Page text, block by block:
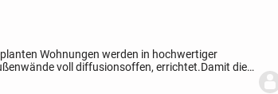
Wohnungen werden in hochwertiger
voll diffusionsoffen, errichtet.Damit die
erhalten bleibt, verwenden wir...